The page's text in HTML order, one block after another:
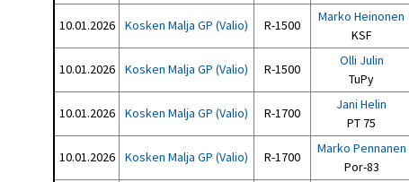
10.01.2026 Kosken Malja GP (Valio) R-1500
Marko Heinonen
KSF
10.01.2026 Kosken Malja GP (Valio) R-1500
Olli Julin
TuPy
10.01.2026 Kosken Malja GP (Valio) R-1700
Jani Helin
PT 75
10.01.2026 Kosken Malja GP (Valio) R-1700
Marko Pennanen
Por-83